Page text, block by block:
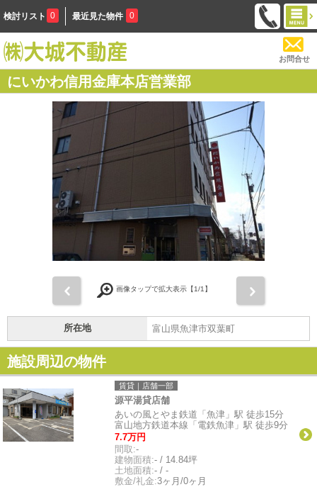
検討リスト 0 最近見た物件 0
お問合せ
にいかわ信用金庫本店営業部
画像タップで拡大表示【1/1】
所在地 富山県魚津市双葉町
施設周辺の物件
賃貸｜店舗一部
源平湯貸店舗
あいの風とやま鉄道「魚津」駅 徒歩15分
富山地方鉄道本線「電鉄魚津」駅 徒歩9分
7.7万円
間取:-
建物面積:- / 14.84坪
土地面積:- / -
敷金/礼金:3ヶ月/0ヶ月